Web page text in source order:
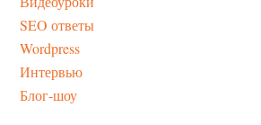
SEO ответы
Wordpress
Интервью
Блог-шоу